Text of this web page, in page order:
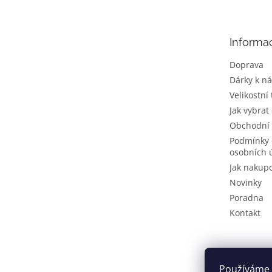
Doprava
Dárky k
Velikostní
Jak
osobních
Jak
Novinky
Poradna
Kontakt